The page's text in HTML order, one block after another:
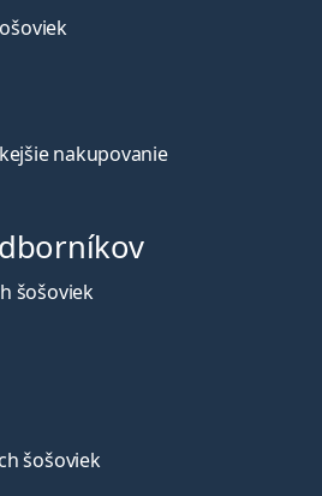
nakupovanie
šošoviek
šošoviek